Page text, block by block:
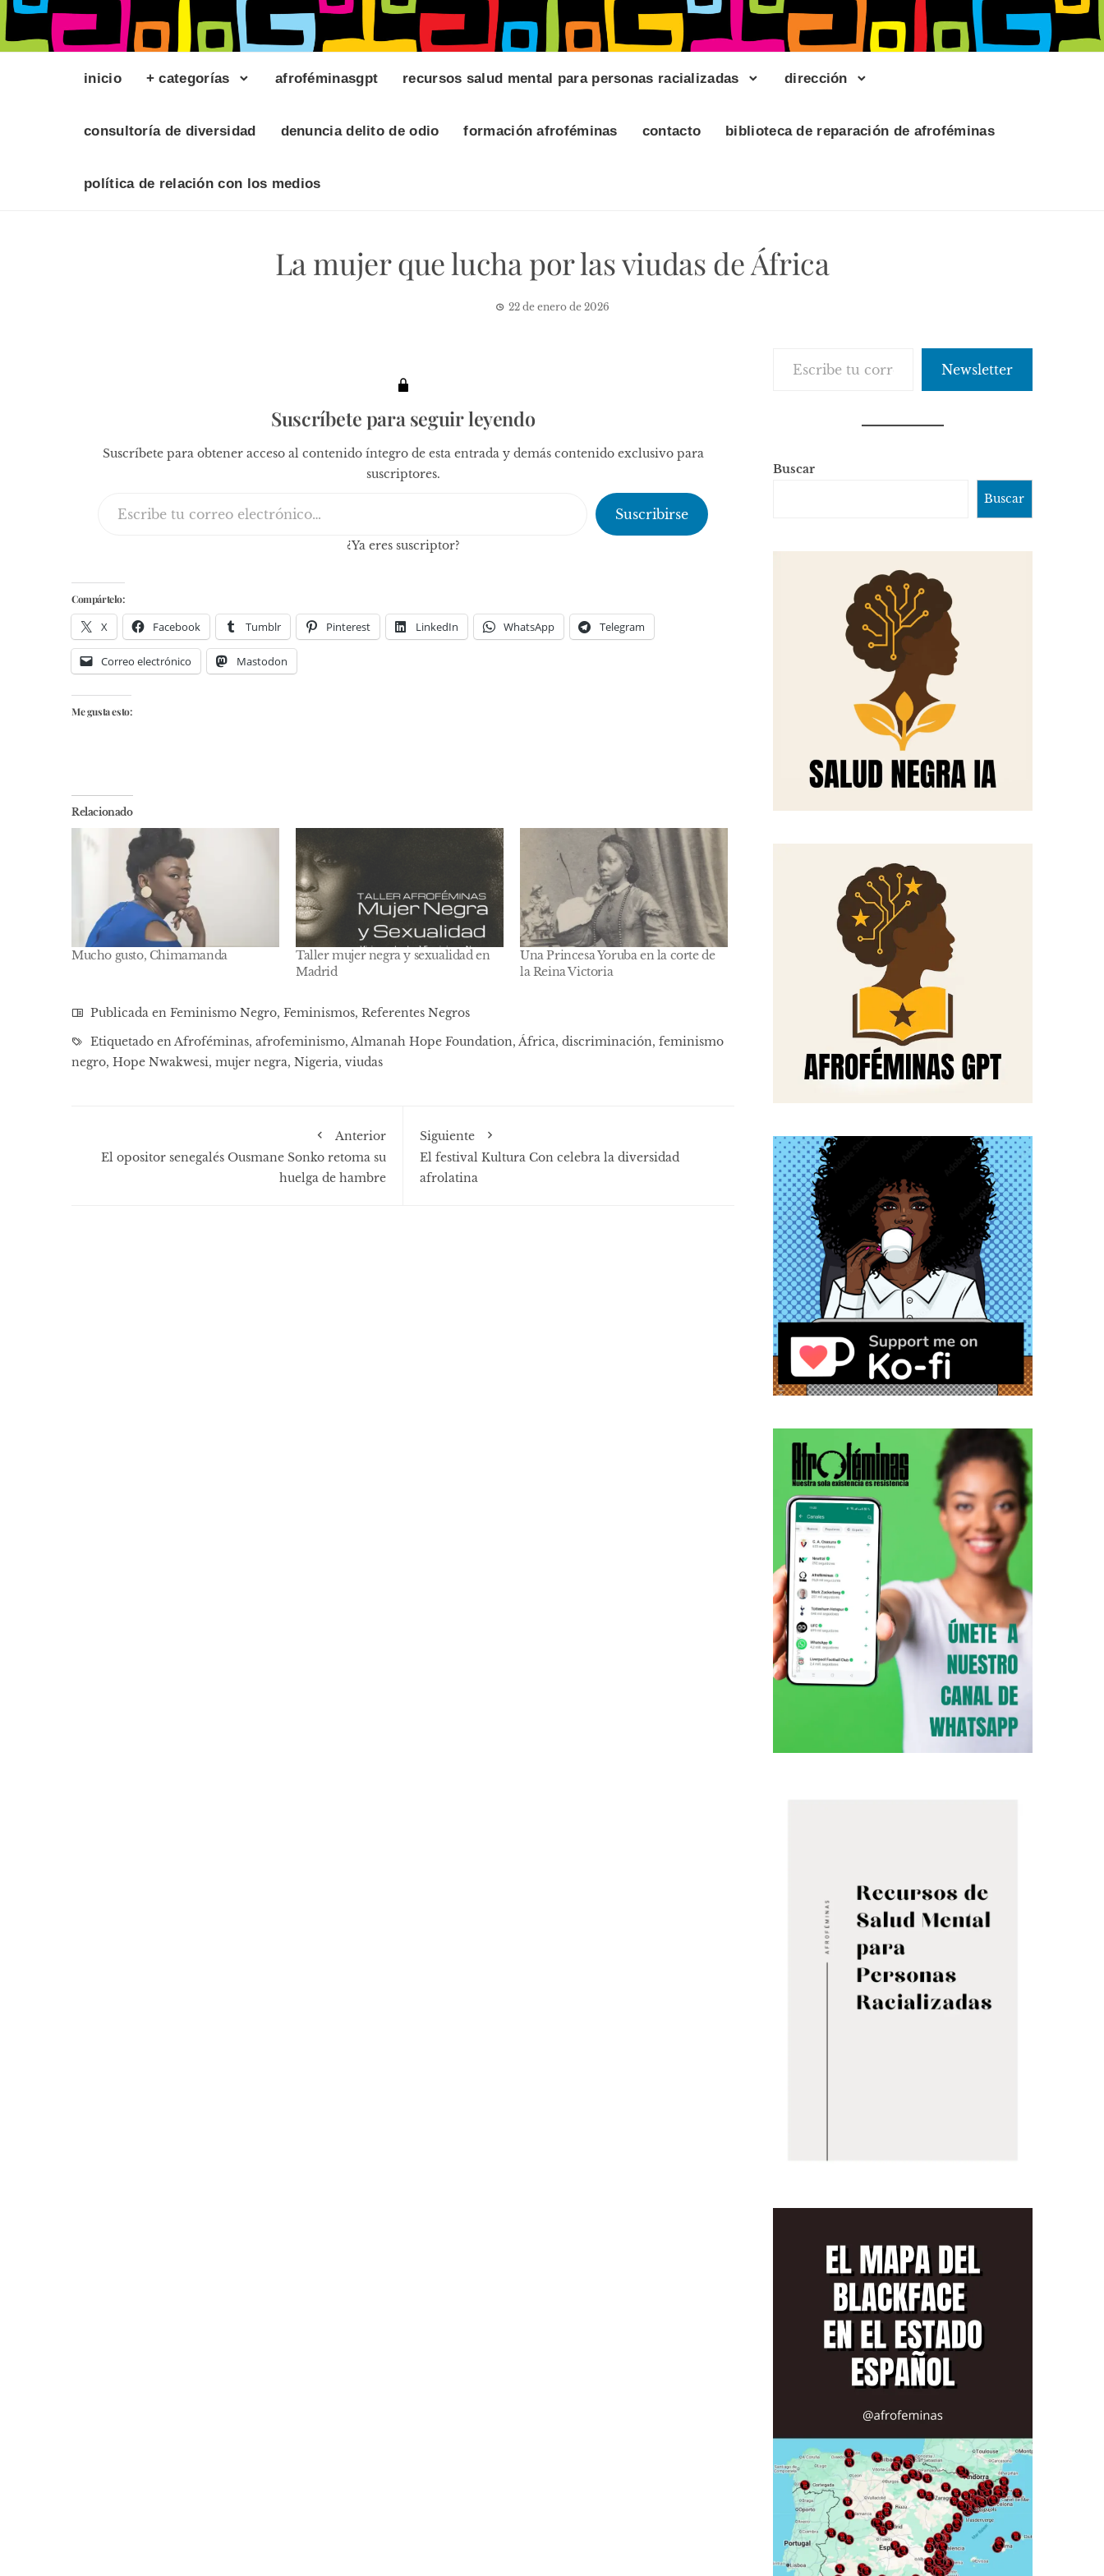
inicio + categorías afroféminasgpt recursos salud mental para personas racializadas dirección
consultoría de diversidad denuncia delito de odio formación afroféminas contacto biblioteca de reparación de afroféminas
política de relación con los medios
La mujer que lucha por las viudas de África
22 de enero de 2026
Suscríbete para seguir leyendo
Suscríbete para obtener acceso al contenido íntegro de esta entrada y demás contenido exclusivo para
suscriptores.
Suscribirse
¿Ya eres suscriptor?
Compártelo:
X Facebook Tumblr Pinterest LinkedIn WhatsApp Telegram
Correo electrónico Mastodon
Me gusta esto:
Relacionado
Mucho gusto, Chimamanda
Taller mujer negra y sexualidad en
Madrid
Una Princesa Yoruba en la corte de
la Reina Victoria
Publicada en Feminismo Negro, Feminismos, Referentes Negros
Etiquetado enAfroféminas, afrofeminismo, Almanah Hope Foundation, África, discriminación, feminismo
negro, Hope Nwakwesi, mujer negra, Nigeria, viudas
Anterior
El opositor senegalés Ousmane Sonko retoma su
huelga de hambre
Siguiente
El festival Kultura Con celebra la diversidad
afrolatina
Newsletter
Buscar
Buscar